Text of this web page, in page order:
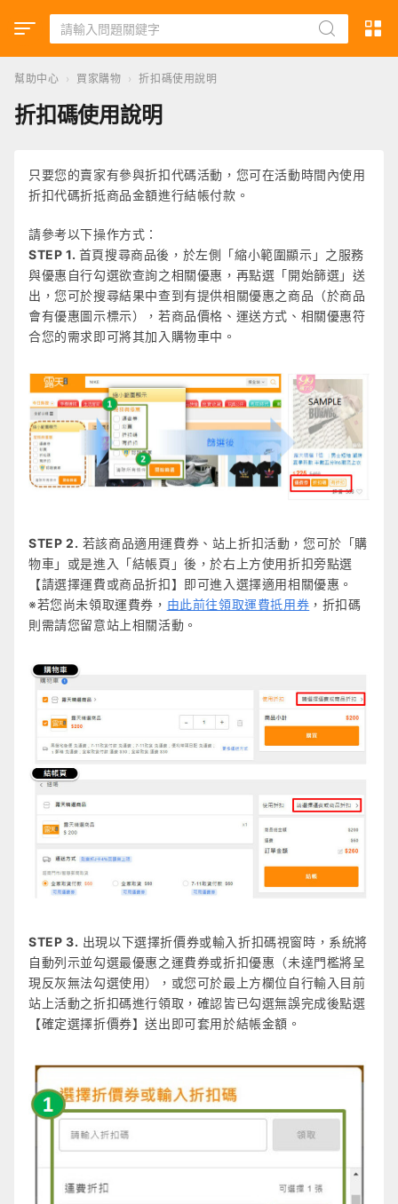
幫助中心 › 買家購物 › 折扣碼使用說明
折扣碼使用說明
只要您的賣家有參與折扣代碼活動，您可在活動時間內使用
折扣代碼折抵商品金額進行結帳付款。
請參考以下操作方式：
STEP 1. 首頁搜尋商品後，於左側「縮小範圍顯示」之服務
與優惠自行勾選欲查詢之相關優惠，再點選「開始篩選」送
出，您可於搜尋結果中查到有提供相關優惠之商品（於商品
會有優惠圖示標示），若商品價格、運送方式、相關優惠符
合您的需求即可將其加入購物車中。
STEP 2. 若該商品適用運費券、站上折扣活動，您可於「購
物車」或是進入「結帳頁」後，於右上方使用折扣旁點選
【請選擇運費或商品折扣】即可進入選擇適用相關優惠。
※若您尚未領取運費券， 由此前往領取運費抵用券 ，折扣碼
則需請您留意站上相關活動。
STEP 3. 出現以下選擇折價券或輸入折扣碼視窗時，系統將
自動列示並勾選最優惠之運費券或折扣優惠（未達門檻將呈
現反灰無法勾選使用），或您可於最上方欄位自行輸入目前
站上活動之折扣碼進行領取，確認皆已勾選無誤完成後點選
【確定選擇折價券】送出即可套用於結帳金額。